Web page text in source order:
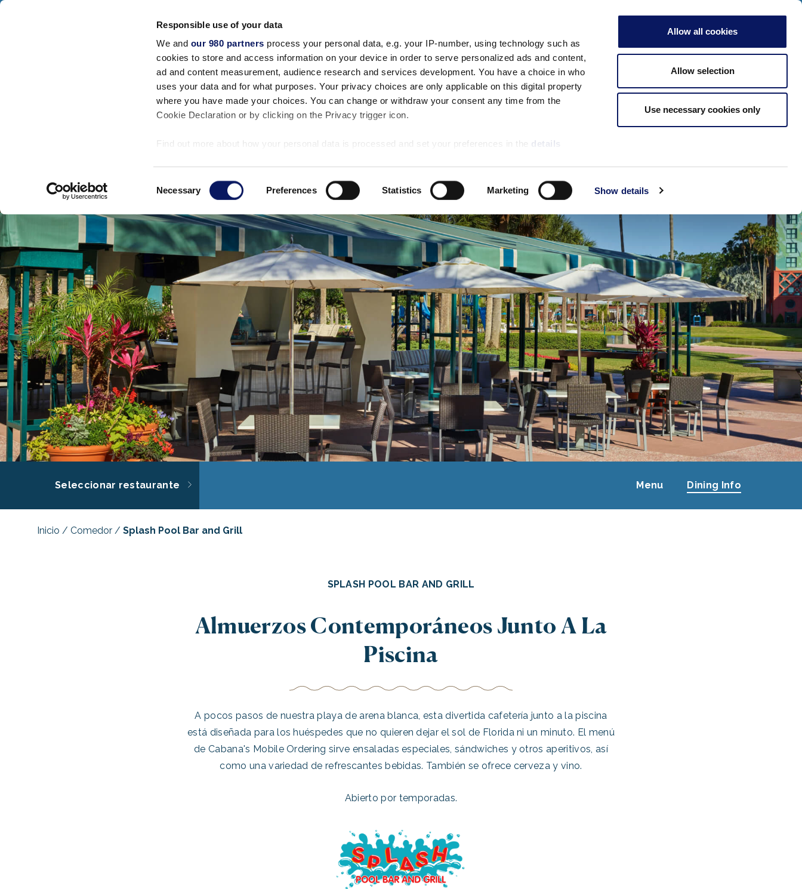
Responsible use of your data
We and our 980 partners process your personal data, e.g. your IP-number, using technology such as
cookies to store and access information on your device in order to serve personalized ads and content,
ad and content measurement, audience research and services development. You have a choice in who
uses your data and for what purposes. Your privacy choices are only applicable on this digital property
where you have made your choices. You can change or withdraw your consent any time from the
Cookie Declaration or by clicking on the Privacy trigger icon.
Find out more about how your personal data is processed and set your preferences in the
details
We use cookies to personalise content and ads, to provide social media features and to analyse our
traffic. We also share information about your use of our site with our social media, advertising and
analytics partners who may combine it with other information that you’ve provided to them or that
they’ve collected from your use of their services.
Selection
Necessary Preferences Statistics Marketing Show details
Allow all cookies
Allow selection
Use necessary cookies only
Alojamientos Comedor Actividades Ofertas especiales Bodas Reuniones y eventos Más
Reserve
9 Sun
10 Mon
Comprobar Disponibilidad
Seleccionar restaurante Menu Dining Info
Inicio / Comedor / Splash Pool Bar and Grill
SPLASH POOL BAR AND GRILL
Almuerzos Contemporáneos Junto A La
Piscina
A pocos pasos de nuestra playa de arena blanca, esta divertida cafetería junto a la piscina
está diseñada para los huéspedes que no quieren dejar el sol de Florida ni un minuto. El menú
de Cabana's Mobile Ordering sirve ensaladas especiales, sándwiches y otros aperitivos, así
como una variedad de refrescantes bebidas. También se ofrece cerveza y vino.
Abierto por temporadas.